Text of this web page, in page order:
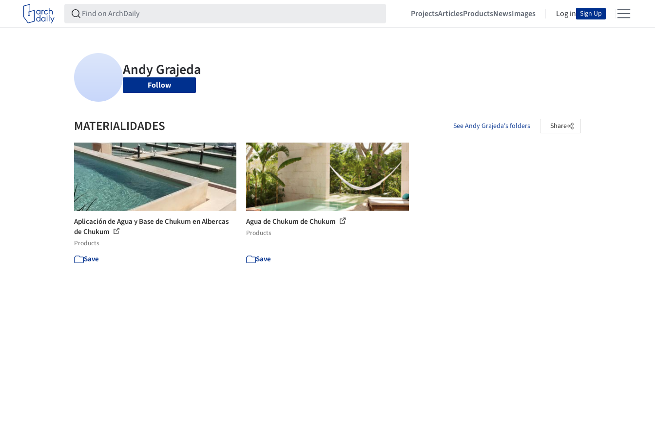
ProjectsArticlesProductsNewsImages Log in Sign Up
Follow
MATERIALIDADES See Andy Grajeda's folders Share
Aplicación de Agua y Base de Chukum en Albercas
de Chukum
Products
Save
Agua de Chukum de Chukum
Products
Save